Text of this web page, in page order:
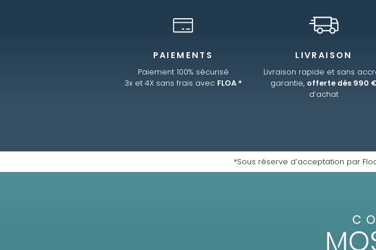
PAIEMENTS
Paiement 100% sécurisé
3x et 4X sans frais avec FLOA *
LIVRAISON
Livraison rapide et sans
garantie, offerte dès 990
d’achat
*Sous réserve d’acceptation par